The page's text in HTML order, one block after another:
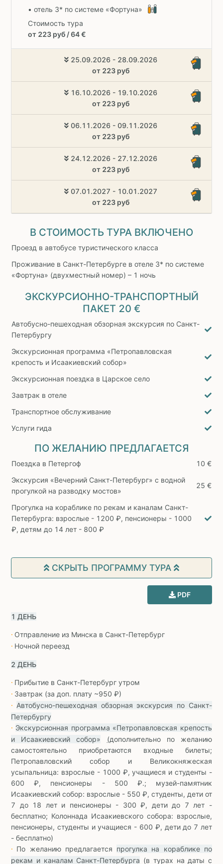
• отель 3* по системе «Фортуна»
Стоимость тура
от 223 руб / 64 €
25.09.2026 - 28.09.2026
от 223 руб
16.10.2026 - 19.10.2026
от 223 руб
06.11.2026 - 09.11.2026
от 223 руб
24.12.2026 - 27.12.2026
от 223 руб
07.01.2027 - 10.01.2027
от 223 руб
В СТОИМОСТЬ ТУРА ВКЛЮЧЕНО
Проезд в автобусе туристического класса
Проживание в Санкт-Петербурге в отеле 3* по системе
«Фортуна» (двухместный номер) – 1 ночь
ЭКСКУРСИОННО-ТРАНСПОРТНЫЙ
ПАКЕТ 20 €
Автобусно-пешеходная обзорная экскурсия по Санкт-
Петербургу
Экскурсионная программа «Петропавловская
крепость и Исаакиевский собор»
Экскурсионная поездка в Царское село
Завтрак в отеле
Транспортное обслуживание
Услуги гида
ПО ЖЕЛАНИЮ ПРЕДЛАГАЕТСЯ
Поездка в Петергоф
10 €
Экскурсия «Вечерний Санкт-Петербург» с водной
прогулкой на разводку мостов»
25 €
Прогулка на кораблике по рекам и каналам Санкт-
Петербурга: взрослые - 1200 ₽, пенсионеры - 1000
₽, детям до 14 лет - 800 ₽
СКРЫТЬ ПРОГРАММУ ТУРА
PDF
1 ДЕНЬ
∙ Отправление из Минска в Санкт-Петербург
∙ Ночной переезд
2 ДЕНЬ
∙ Прибытие в Санкт-Петербург утром
∙ Завтрак (за доп. плату ~950 ₽)
∙ Автобусно-пешеходная обзорная экскурсия по Санкт-
Петербургу
∙ Экскурсионная программа «Петропавловская крепость
и Исаакиевский собор»
(дополнительно по желанию
самостоятельно приобретаются входные билеты;
Петропавловский собор и Великокняжеская
усыпальница: взрослые - 1000 ₽, учащиеся и студенты -
600 ₽, пенсионеры - 500 ₽.; музей-памятник
Исаакиевский собор: взрослые - 550 ₽, студенты, дети от
7 до 18 лет и пенсионеры - 300 ₽, дети до 7 лет -
бесплатно; Колоннада Исаакиевского собора: взрослые,
пенсионеры, студенты и учащиеся - 600 ₽, дети до 7 лет
- бесплатно)
∙ По желанию предлагается прогулка на кораблике по
рекам и каналам Санкт-Петербурга (в турах на даты с